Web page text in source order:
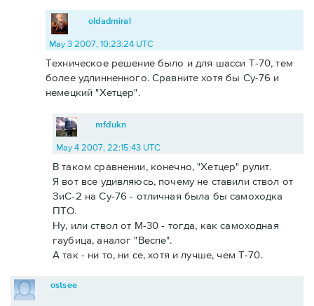
oldadmiral
May 3 2007, 10:23:24 UTC
Техническое решение было и для шасси Т-70, тем
более удлинненного. Сравните хотя бы Су-76 и
немецкий "Хетцер".
mfdukn
May 4 2007, 22:15:43 UTC
В таком сравнении, конечно, "Хетцер" рулит.
Я вот все удивляюсь, почему не ставили ствол от
ЗиС-2 на Су-76 - отличная была бы самоходка
ПТО.
Ну, или ствол от М-30 - тогда, как самоходная
гаубица, аналог "Веспе".
А так - ни то, ни се, хотя и лучше, чем Т-70.
ostsee